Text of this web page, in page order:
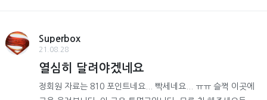
Superbox
21.08.28
열심히 달려야겠네요
정회원 자료는 810 포인트네요... 빡세네요... ㅠㅠ 슬쩍 이곳에